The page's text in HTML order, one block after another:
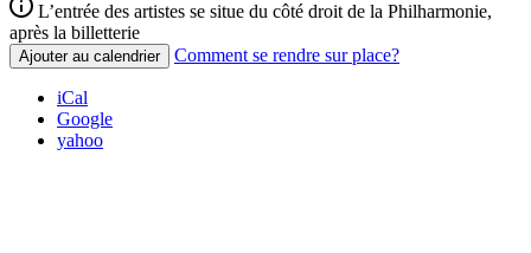
L’entrée des artistes se situe du côté droit de la Philharmonie,
après la billetterie
Ajouter au calendrier Comment se rendre sur place?
iCal
Google
yahoo